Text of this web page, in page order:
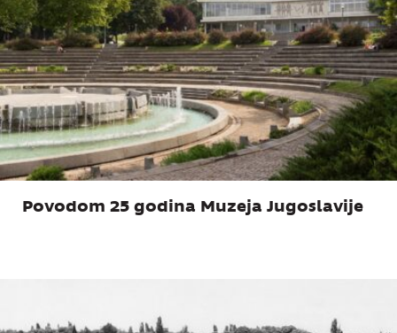
Povodom 25 godina Muzeja Jugoslavije